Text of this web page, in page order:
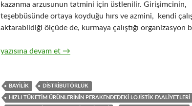
kazanma arzusunun tatmini için üstlenilir. Girişimcinin,
teşebbüsünde ortaya koyduğu hırs ve azmini, kendi
aktarabildiği ölçüde de, kurmaya çalıştığı organizasyon
14-Zincir Perakendecilerle hızlı tüketim ürünlerinin
yazısına devam et →
BAYILIK DISTRIBÜTÖRLÜK
HIZLI TÜKETIM ÜRÜNLERININ PERAKENDEDEKI LOJISTIK FAALIYETLERI